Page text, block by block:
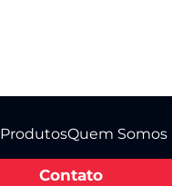
ProdutosQuem Somos
Contato